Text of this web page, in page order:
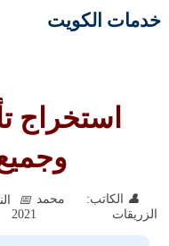
خدمات الكويت
استخراج
الكاتب: محمد
الزريقات
2021